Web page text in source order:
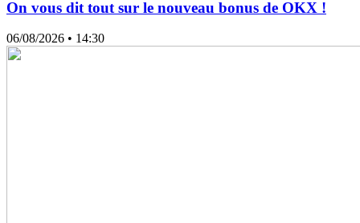
On vous dit tout sur le nouveau bonus de OKX !
06/08/2026 • 14:30